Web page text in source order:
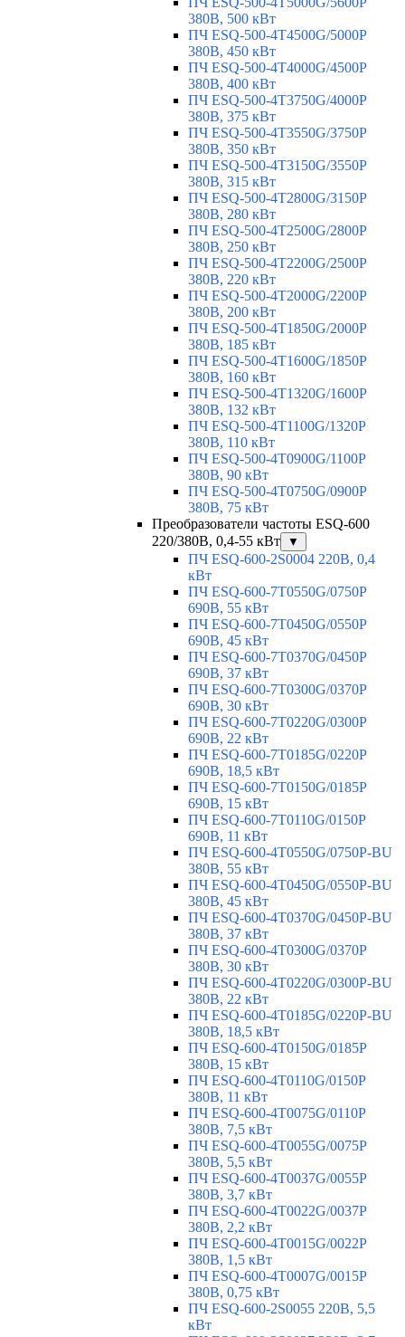
380В, 500 кВт
ПЧ ESQ-500-4T4500G/5000P
380В, 450 кВт
ПЧ ESQ-500-4T4000G/4500P
380В, 400 кВт
ПЧ ESQ-500-4T3750G/4000P
380В, 375 кВт
ПЧ ESQ-500-4T3550G/3750P
380В, 350 кВт
ПЧ ESQ-500-4T3150G/3550P
380В, 315 кВт
ПЧ ESQ-500-4T2800G/3150P
380В, 280 кВт
ПЧ ESQ-500-4T2500G/2800P
380В, 250 кВт
ПЧ ESQ-500-4T2200G/2500P
380В, 220 кВт
ПЧ ESQ-500-4T2000G/2200P
380В, 200 кВт
ПЧ ESQ-500-4T1850G/2000P
380В, 185 кВт
ПЧ ESQ-500-4T1600G/1850P
380В, 160 кВт
ПЧ ESQ-500-4T1320G/1600P
380В, 132 кВт
ПЧ ESQ-500-4T1100G/1320P
380В, 110 кВт
ПЧ ESQ-500-4T0900G/1100P
380В, 90 кВт
ПЧ ESQ-500-4T0750G/0900P
380В, 75 кВт
Преобразователи частоты ESQ-600
220/380В, 0,4-55 кВт
▼
ПЧ ESQ-600-2S0004 220В, 0,4
кВт
ПЧ ESQ-600-7T0550G/0750P
690В, 55 кВт
ПЧ ESQ-600-7T0450G/0550P
690В, 45 кВт
ПЧ ESQ-600-7T0370G/0450P
690В, 37 кВт
ПЧ ESQ-600-7T0300G/0370P
690В, 30 кВт
ПЧ ESQ-600-7T0220G/0300P
690В, 22 кВт
ПЧ ESQ-600-7T0185G/0220P
690В, 18,5 кВт
ПЧ ESQ-600-7T0150G/0185P
690В, 15 кВт
ПЧ ESQ-600-7T0110G/0150P
690В, 11 кВт
ПЧ ESQ-600-4T0550G/0750P-BU
380В, 55 кВт
ПЧ ESQ-600-4T0450G/0550P-BU
380В, 45 кВт
ПЧ ESQ-600-4T0370G/0450P-BU
380В, 37 кВт
ПЧ ESQ-600-4T0300G/0370P
380В, 30 кВт
ПЧ ESQ-600-4T0220G/0300P-BU
380В, 22 кВт
ПЧ ESQ-600-4T0185G/0220P-BU
380В, 18,5 кВт
ПЧ ESQ-600-4T0150G/0185P
380В, 15 кВт
ПЧ ESQ-600-4T0110G/0150P
380В, 11 кВт
ПЧ ESQ-600-4T0075G/0110P
380В, 7,5 кВт
ПЧ ESQ-600-4T0055G/0075P
380В, 5,5 кВт
ПЧ ESQ-600-4T0037G/0055P
380В, 3,7 кВт
ПЧ ESQ-600-4T0022G/0037P
380В, 2,2 кВт
ПЧ ESQ-600-4T0015G/0022P
380В, 1,5 кВт
ПЧ ESQ-600-4T0007G/0015P
380В, 0,75 кВт
ПЧ ESQ-600-2S0055 220В, 5,5
кВт